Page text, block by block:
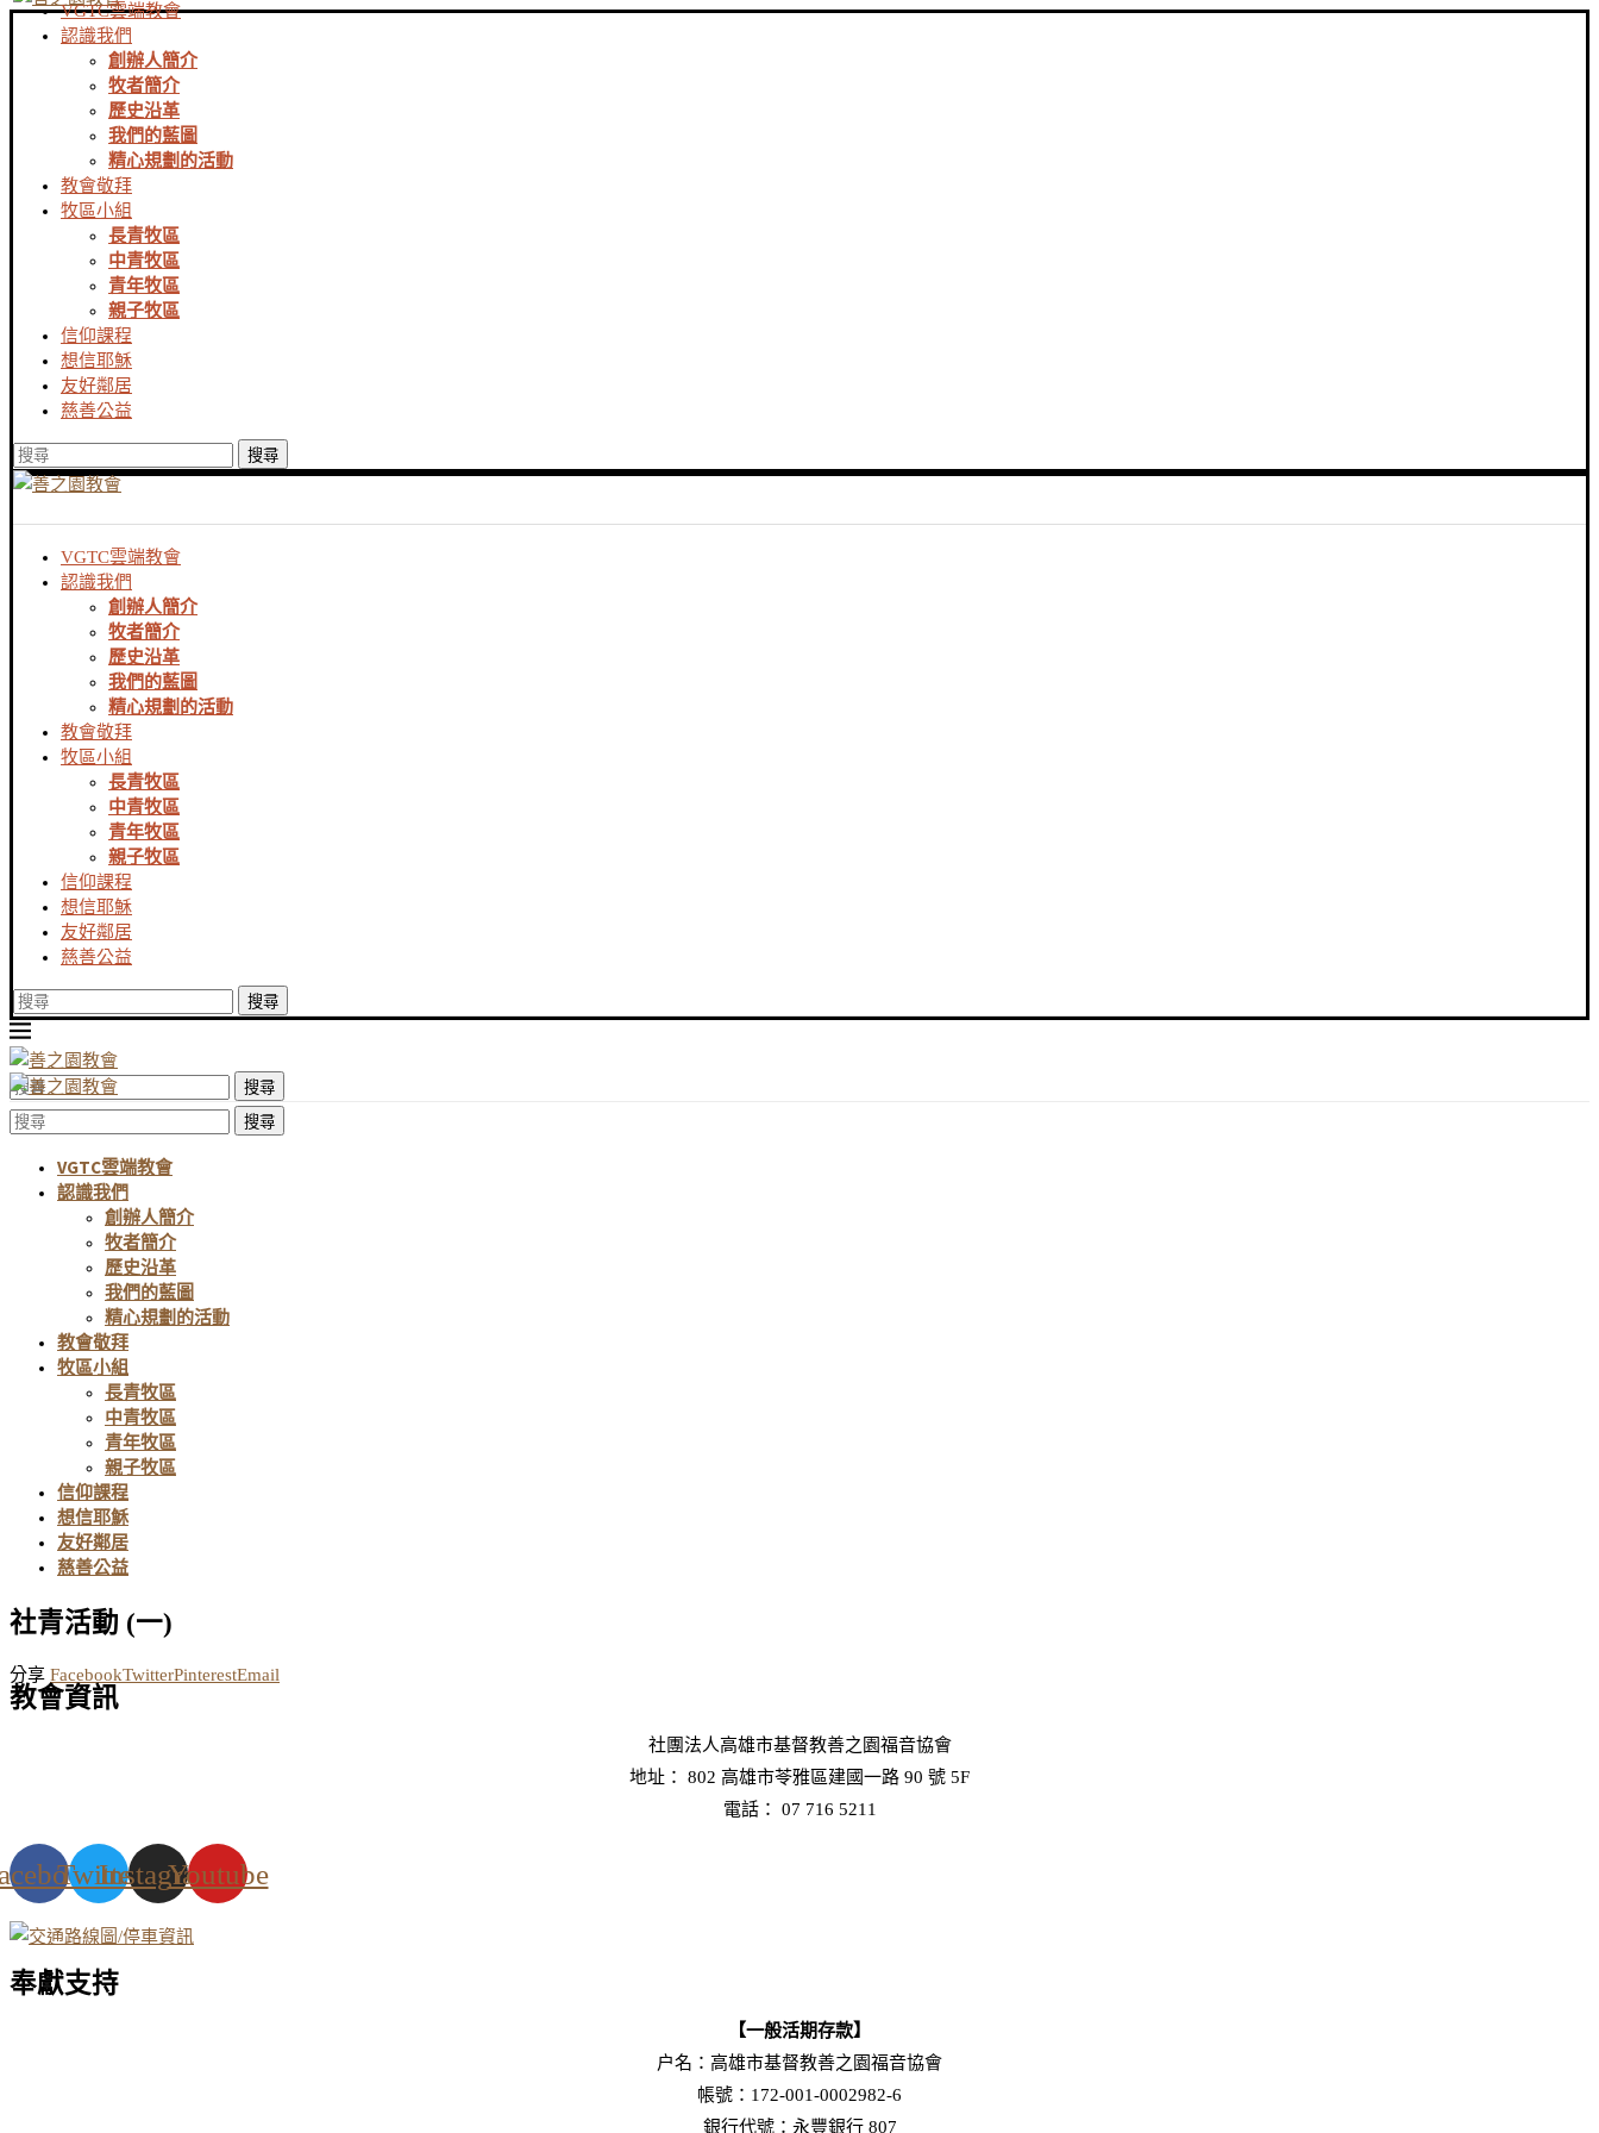
VGTC雲端教會
認識我們
創辦人簡介
牧者簡介
歷史沿革
我們的藍圖
精心規劃的活動
教會敬拜
牧區小組
長青牧區
中青牧區
青年牧區
親子牧區
信仰課程
想信耶穌
友好鄰居
慈善公益
搜尋
VGTC雲端教會
認識我們
創辦人簡介
牧者簡介
歷史沿革
我們的藍圖
精心規劃的活動
教會敬拜
牧區小組
長青牧區
中青牧區
青年牧區
親子牧區
信仰課程
想信耶穌
友好鄰居
慈善公益
搜尋
搜尋
搜尋
VGTC雲端教會
認識我們
創辦人簡介
牧者簡介
歷史沿革
我們的藍圖
精心規劃的活動
教會敬拜
牧區小組
長青牧區
中青牧區
青年牧區
親子牧區
信仰課程
想信耶穌
友好鄰居
慈善公益
社青活動 (一)
分享 FacebookTwitterPinterestEmail
教會資訊
社團法人高雄市基督教善之園福音協會
地址： 802 高雄市苓雅區建國一路 90 號 5F
電話： 07 716 5211
TwitterInstagramYoutube
奉獻支持
【一般活期存款】
户名：高雄市基督教善之園福音協會
帳號：172-001-0002982-6
銀行代號：永豐銀行 807